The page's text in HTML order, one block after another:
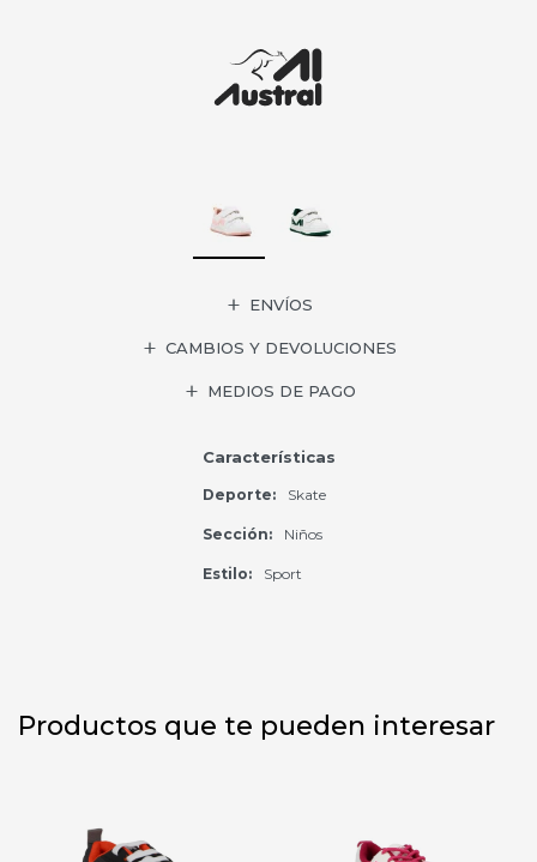
ENVÍOS
CAMBIOS Y DEVOLUCIONES
MEDIOS DE PAGO
Características
Deporte Skate
Sección Niños
Estilo Sport
Productos que te pueden interesar